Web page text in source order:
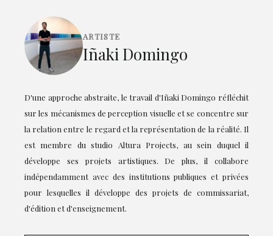
ARTISTE
Iñaki Domingo
D'une approche abstraite, le travail d'Iñaki Domingo réfléchit
sur les mécanismes de perception visuelle et se concentre sur
la relation entre le regard et la représentation de la réalité. Il
est membre du studio Altura Projects, au sein duquel il
développe ses projets artistiques. De plus, il collabore
indépendamment avec des institutions publiques et privées
pour lesquelles il développe des projets de commissariat,
d'édition et d'enseignement.